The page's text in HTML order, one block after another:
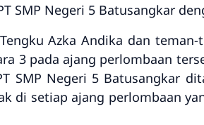
SMP Negeri 5 Batusangkar
Azka Andika dan
3 pada ajang perlombaan
SMP Negeri 5 Batusangkar
di setiap ajang perlombaan